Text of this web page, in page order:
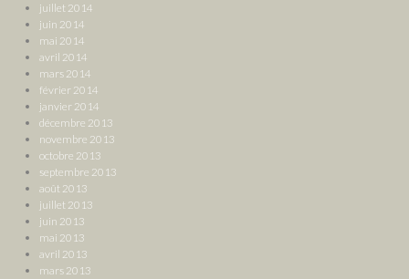
juillet 2014
juin 2014
mai 2014
avril 2014
mars 2014
février 2014
janvier 2014
décembre 2013
novembre 2013
octobre 2013
septembre 2013
août 2013
juillet 2013
juin 2013
mai 2013
avril 2013
mars 2013